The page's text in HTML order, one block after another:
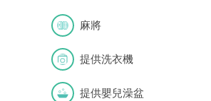
麻將
提供洗衣機
提供嬰兒澡盆